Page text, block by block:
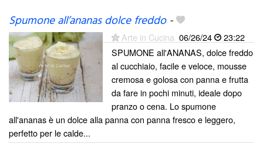
Spumone all’ananas dolce freddo-
Arte in Cucina 06/26/24
23:22
SPUMONE all'ANANAS, dolce freddo
al cucchiaio, facile e veloce, mousse
cremosa e golosa con panna e frutta
da fare in pochi minuti, ideale dopo
pranzo o cena. Lo spumone
all'ananas è un dolce alla panna con panna fresco e leggero,
perfetto per le calde...